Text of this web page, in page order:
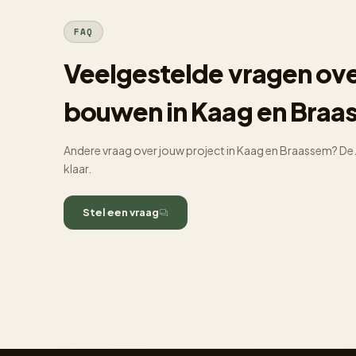
FAQ
Veelgestelde vragen
bouwen in Kaag en
Andere vraag over jouw project in Kaag en Braassem?
klaar.
Stel een vraag